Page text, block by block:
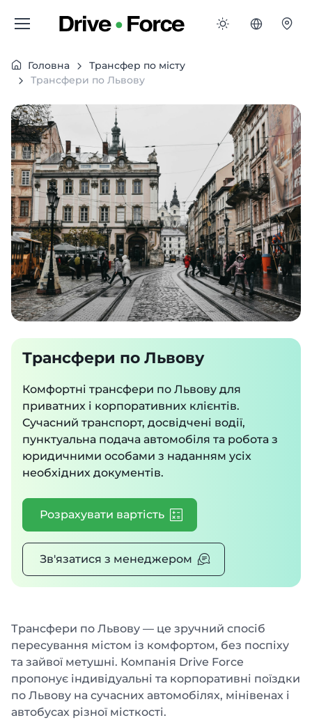
Головна
Трансфер по місту
Трансфери по Львову
Трансфери по Львову
Комфортні трансфери по Львову для
приватних і корпоративних клієнтів.
Сучасний транспорт, досвідчені водії,
пунктуальна подача автомобіля та робота з
юридичними особами з наданням усіх
необхідних документів.
Розрахувати вартість
Зв'язатися з менеджером
Трансфери по Львову — це зручний спосіб
пересування містом із комфортом, без поспіху
та зайвої метушні. Компанія Drive Force
пропонує індивідуальні та корпоративні поїздки
по Львову на сучасних автомобілях, мінівенах і
автобусах різної місткості.